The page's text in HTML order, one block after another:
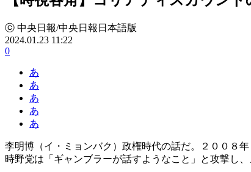
ⓒ 中央日報/中央日報日本語版
2024.01.23 11:22
0
あ
あ
あ
あ
あ
李明博（イ・ミョンバク）政権時代の話だ。２００８
時野党は「ギャンブラーが話すようなこと」と攻撃し